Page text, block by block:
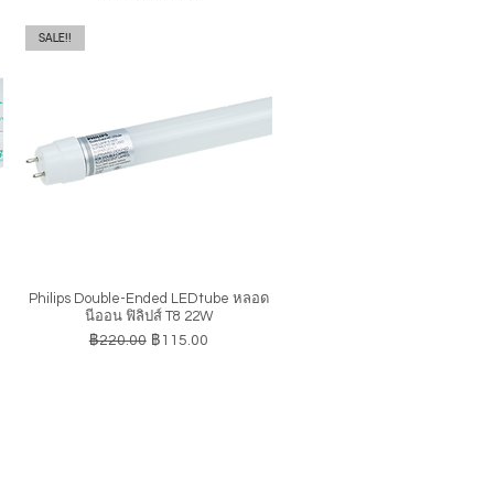
ดูข้อมูลด่วน
SALE!!
Philips Double-Ended LEDtube หลอด
นีออน ฟิลิปส์ T8 22W
ราคาปกติ
฿220.00 ราคาขายลด
฿115.00